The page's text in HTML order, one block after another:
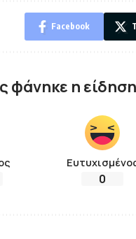
Facebook
φάνηκε η
0